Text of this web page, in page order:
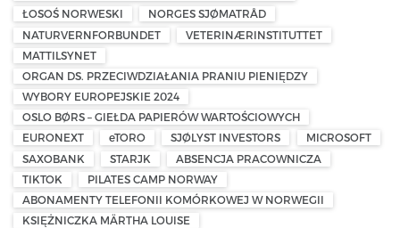
ŁOSOŚ NORWESKI
NORGES SJØMATRÅD
NATURVERNFORBUNDET
VETERINÆRINSTITUTTET
MATTILSYNET
ORGAN DS. PRZECIWDZIAŁANIA PRANIU PIENIĘDZY
WYBORY EUROPEJSKIE 2024
OSLO BØRS – GIEŁDA PAPIERÓW WARTOŚCIOWYCH
EURONEXT
eTORO SJØLYST INVESTORS
MICROSOFT
SAXOBANK
STARJK
ABSENCJA PRACOWNICZA
TIKTOK
PILATES CAMP NORWAY
ABONAMENTY TELEFONII KOMÓRKOWEJ W NORWEGII
KSIĘŻNICZKA MÄRTHA LOUISE